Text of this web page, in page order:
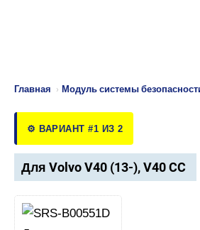
Главная › Модуль системы
⚙️ ВАРИАНТ #1 ИЗ 2
Для Volvo V40 (13-), V40 CC